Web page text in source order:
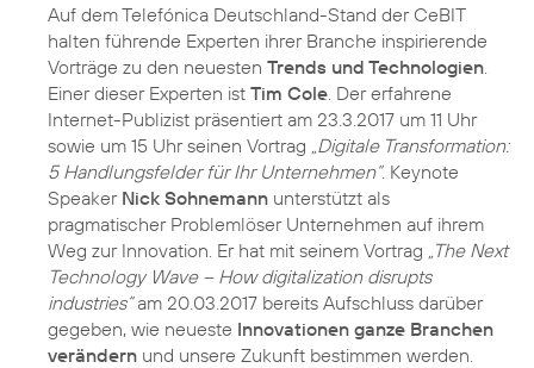
Auf dem Telefónica Deutschland-Stand der CeBIT
halten führende Experten ihrer Branche inspirierende
Vorträge zu den neuesten Trends und Technologien
Einer dieser Experten ist Tim Cole . Der erfahrene
Internet-Publizist präsentiert am 23.3.2017 um 11 Uhr
sowie um 15 Uhr seinen Vortrag „Digitale Transformation:
5 Handlungsfelder für Ihr Unternehmen“. Keynote
Speaker Nick Sohnemann unterstützt als
pragmatischer Problemlöser Unternehmen auf ihrem
Weg zur Innovation. Er hat mit seinem Vortrag „The Next
Technology Wave – How digitalization disrupts
industries“am 20.03.2017 bereits Aufschluss darüber
gegeben, wie neueste Innovationen ganze Branchen
verändern und unsere Zukunft bestimmen werden.